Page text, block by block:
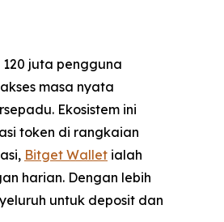
juta pengguna
masa nyata
Ekosistem ini
token di rangkaian
Bitget Wallet ialah
harian. Dengan lebih
untuk deposit dan